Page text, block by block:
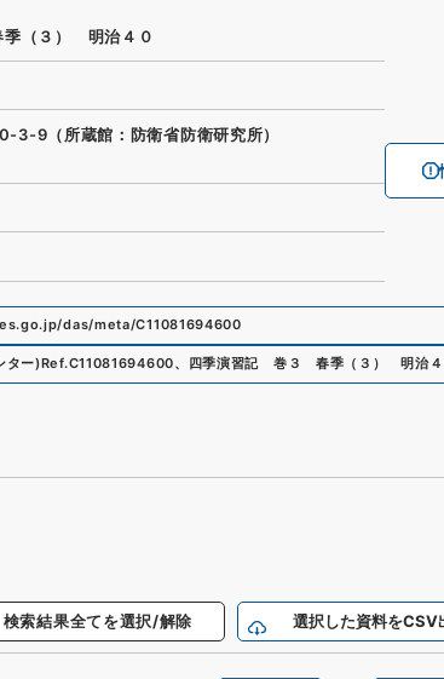
（３） 明治４０
3-9（所蔵館：防衛省防衛研究所）
das/meta/C11081694600
ター)Ref.C11081694600、 四季演習記 巻３ 春季（３） 明治４
検索結果全てを選択/解除 選択した資料をCSV